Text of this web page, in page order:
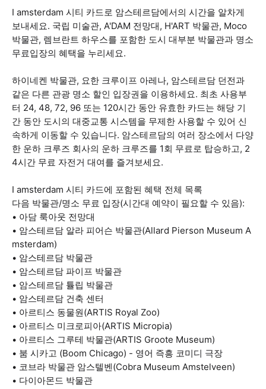
I amsterdam 시티 카드로 암스테르담에서의 시간을 알차게
보내세요. 국립 미술관, A'DAM 전망대, H'ART 박물관, Moco
박물관, 렘브란트 하우스를 포함한 도시 대부분 박물관과 명소
무료입장의 혜택을 누리세요.
하이네켄 박물관, 요한 크루이프 아레나, 암스테르담 던전과
같은 다른 관광 명소 할인 입장권을 이용하세요. 최초 사용부
터 24, 48, 72, 96 또는 120시간 동안 유효한 카드는 해당 기
간 동안 도시의 대중교통 시스템을 무제한 사용할 수 있어 신
속하게 이동할 수 있습니다. 암스테르담의 여러 장소에서 다양
한 운하 크루즈 회사의 운하 크루즈를 1회 무료로 탑승하고, 2
4시간 무료 자전거 대여를 즐겨보세요.
I amsterdam 시티 카드에 포함된 혜택 전체 목록
다음 박물관/명소 무료 입장(시간대 예약이 필요할 수 있음):
• 아담 룩아웃 전망대
• 암스테르담 알라 피어슨 박물관(Allard Pierson Museum A
msterdam)
• 암스테르담 박물관
• 암스테르담 파이프 박물관
• 암스테르담 튤립 박물관
• 암스테르담 건축 센터
• 아르티스 동물원(ARTIS Royal Zoo)
• 아르티스 미크로피아(ARTIS Micropia)
• 아르티스 그루테 박물관(ARTIS Groote Museum)
• 붐 시카고 (Boom Chicago) - 영어 즉흥 코미디 극장
• 코브라 박물관 암스텔벤(Cobra Museum Amstelveen)
• 다이아몬드 박물관